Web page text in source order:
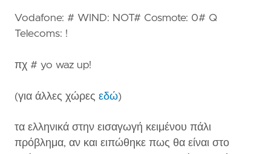
Vodafone: # WIND: NOT# Cosmote: 0# Q
Telecoms: !
πχ # yo waz up!
(για άλλες χώρες εδώ)
τα ελληνικά στην εισαγωγή κειμένου πάλι
πρόβλημα, αν και ειπώθηκε πως θα είναι στο